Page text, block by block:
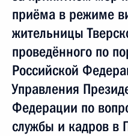
приёма в режиме
жительницы
проведённого по
Российской
Управления
Федерации по
службы и кадров в